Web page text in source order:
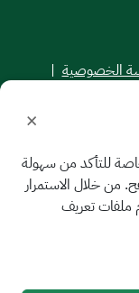
الخصوصية |
© 2026
×
للتأكد من سهولة
من خلال الاستمرار
ملفات تعريف